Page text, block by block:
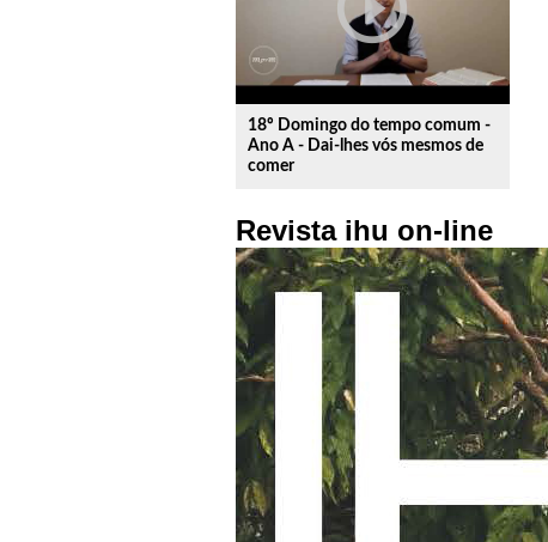
18º Domingo do tempo comum -
Ano A - Dai-lhes vós mesmos de
comer
Revista ihu on-line